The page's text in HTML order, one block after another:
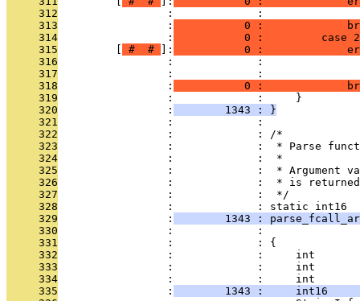
     312
:             :
     313
                 :
0 :
     314
                 :
0 :         case
     315
# # ]:
0 :
     316
:             :
     317
:             :
     318
                 :
0 :
     319
                 :             :     }
     320
                 :
        1343 : }
     321
                 :             :
     322
                 :             : /*
     323
:             :  * Parse
     324
                 :             :  *
     325
:             :  * Argument
     326
:             :  * is
     327
                 :             :  */
     328
                 :             : static int16
     329
                 :
1343 :
     330
:             :
     331
                 :             : {
     332
:             :     int
     333
:             :     int
     334
:             :     int
     335
                 :
1343 :     int16